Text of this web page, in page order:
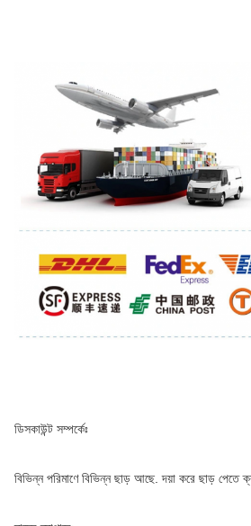
ডিসকাউন্ট সম্পর্কেঃ
বিভিন্ন পরিমাণে বিভিন্ন ছাড় আছে. দয়া করে ছাড় পেতে